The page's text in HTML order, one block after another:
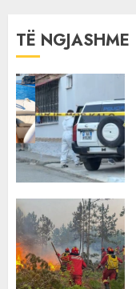
TË NGJASHME